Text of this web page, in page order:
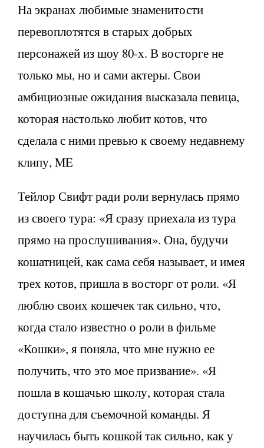
На экранах любимые знаменитости
перевоплотятся в старых добрых
персонажей из шоу 80-х. В восторге не
только мы, но и сами актеры. Свои
амбициозные ожидания высказала певица,
которая настолько любит котов, что
сделала с ними превью к своему недавнему
клипу, ME
Тейлор Свифт ради роли вернулась прямо
из своего тура: «Я сразу приехала из тура
прямо на прослушивания». Она, будучи
кошатницей, как сама себя называет, и имея
трех котов, пришла в восторг от роли. «Я
люблю своих кошечек так сильно, что,
когда стало известно о роли в фильме
«Кошки», я поняла, что мне нужно ее
получить, что это мое призвание». «Я
пошла в кошачью школу, которая стала
доступна для съемочной команды. Я
научилась быть кошкой так сильно, как у